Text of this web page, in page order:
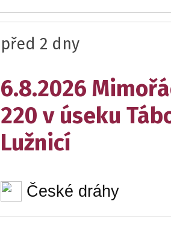
před 2 dny
6.8.2026
220 v úseku
Lužnicí
České dráhy